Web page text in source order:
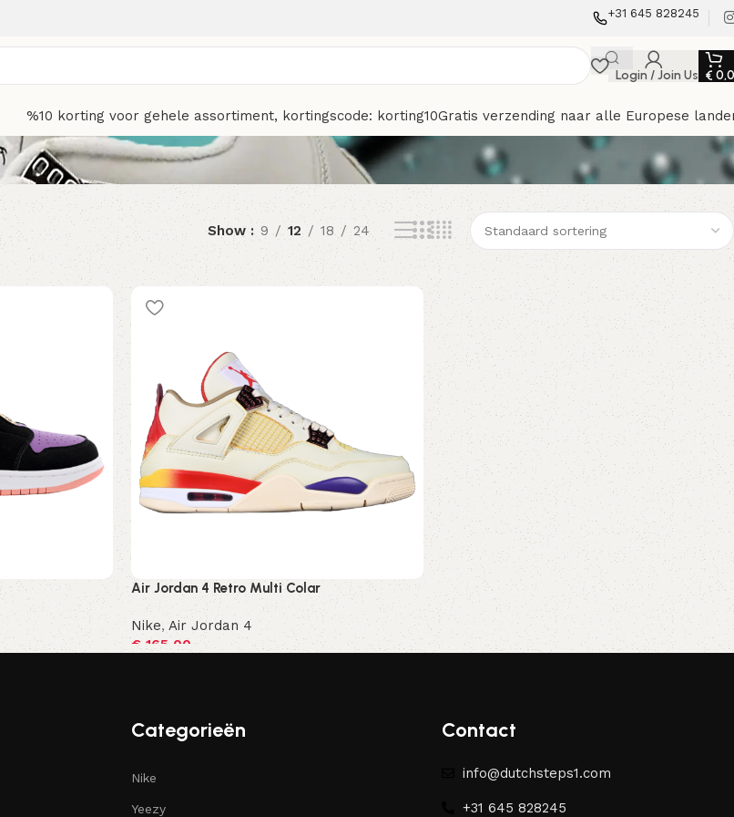
+31 645 828245
Login / Join Us €
%10 korting voor gehele assortiment, kortingscode: korting10Gratis verzending naar alle Europese
Show 9 12 18 24
Air Jordan 4 Retro Multi Colar
Nike,Air Jordan 4
€ 165,00
Categorieën
Nike
Yeezy
Contact
info@dutchsteps1.com
+31 645 828245